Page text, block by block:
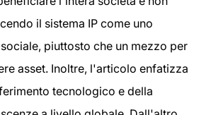
il sistema IP come uno
piuttosto che un mezzo per
asset. Inoltre, l'articolo enfatizza
tecnologico e della